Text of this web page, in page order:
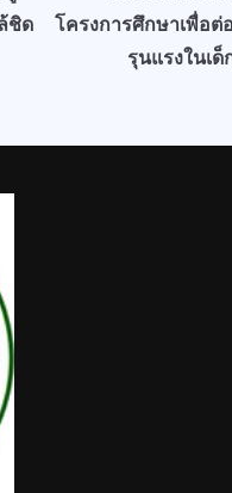
ชิด
โครงการศึกษาเพื่อ
รุนแรงในเด็